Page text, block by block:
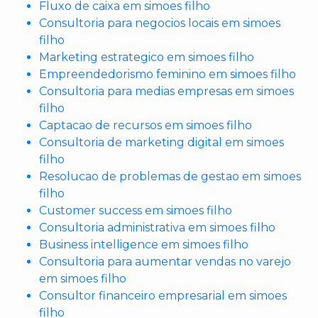
Fluxo de caixa em simoes filho
Consultoria para negocios locais em simoes
filho
Marketing estrategico em simoes filho
Empreendedorismo feminino em simoes filho
Consultoria para medias empresas em simoes
filho
Captacao de recursos em simoes filho
Consultoria de marketing digital em simoes
filho
Resolucao de problemas de gestao em simoes
filho
Customer success em simoes filho
Consultoria administrativa em simoes filho
Business intelligence em simoes filho
Consultoria para aumentar vendas no varejo
em simoes filho
Consultor financeiro empresarial em simoes
filho